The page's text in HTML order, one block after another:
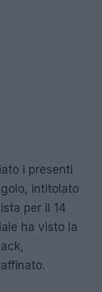
i presenti
intitolato
per il 14
ha visto la